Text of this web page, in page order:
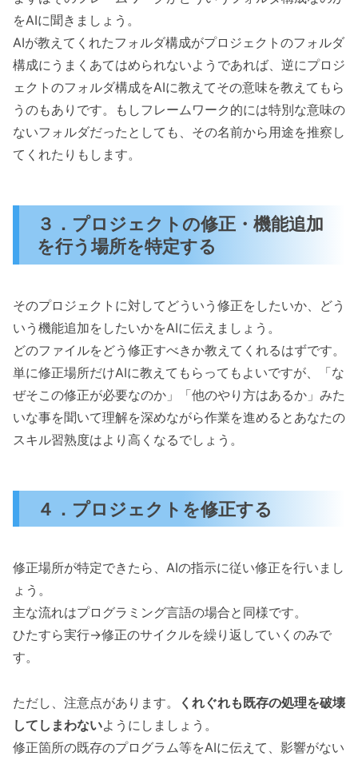
をAIに聞きましょう。
AIが教えてくれたフォルダ構成がプロジェクトのフォルダ
構成にうまくあてはめられないようであれば、逆にプロジ
ェクトのフォルダ構成をAIに教えてその意味を教えてもら
うのもありです。もしフレームワーク的には特別な意味の
ないフォルダだったとしても、その名前から用途を推察し
てくれたりもします。
３．プロジェクトの修正・機能追加
を行う場所を特定する
そのプロジェクトに対してどういう修正をしたいか、どう
いう機能追加をしたいかをAIに伝えましょう。
どのファイルをどう修正すべきか教えてくれるはずです。
単に修正場所だけAIに教えてもらってもよいですが、「な
ぜそこの修正が必要なのか」「他のやり方はあるか」みた
いな事を聞いて理解を深めながら作業を進めるとあなたの
スキル習熟度はより高くなるでしょう。
４．プロジェクトを修正する
修正場所が特定できたら、AIの指示に従い修正を行いまし
ょう。
主な流れはプログラミング言語の場合と同様です。
ひたすら実行→修正のサイクルを繰り返していくのみで
す。
ただし、注意点があります。
くれぐれも既存の処理を破壊
してしまわないようにしましょう。
修正箇所の既存のプログラム等をAIに伝えて、影響がない